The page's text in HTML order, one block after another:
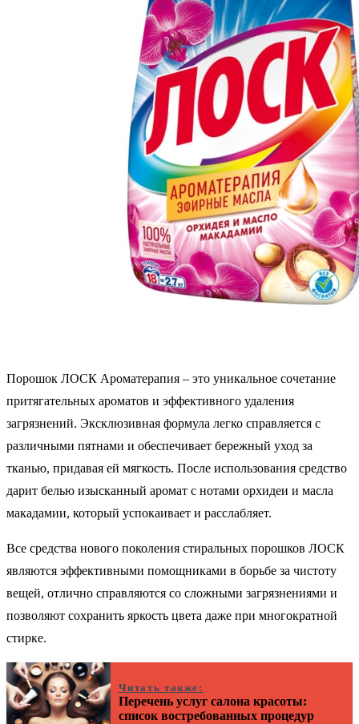
Порошок ЛОСК Ароматерапия – это уникальное сочетание
притягательных ароматов и эффективного удаления
загрязнений. Эксклюзивная формула легко справляется с
различными пятнами и обеспечивает бережный уход за
тканью, придавая ей мягкость. После использования средство
дарит белью изысканный аромат с нотами орхидеи и масла
макадамии, который успокаивает и расслабляет.
Все средства нового поколения стиральных порошков ЛОСК
являются эффективными помощниками в борьбе за чистоту
вещей, отлично справляются со сложными загрязнениями и
позволяют сохранить яркость цвета даже при многократной
стирке.
Читать также:
Перечень услуг салона красоты:
список востребованных процедур